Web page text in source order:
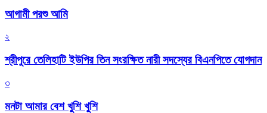
আগামী পরশু আমি
২
শ্রীপুরে তেলিহাটি ইউপির তিন সংরক্ষিত নারী সদস্যের বিএনপিতে যোগদান
৩
মনটা আমার বেশ খুশি খুশি